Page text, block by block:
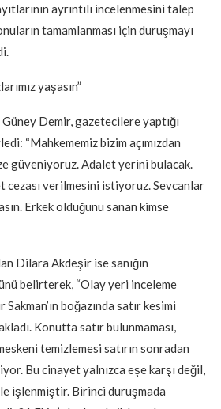
ayrıntılı incelenmesini talep
tamamlanması için duruşmayı
yaşasın”
Demir, gazetecilere yaptığı
“Mahkememiz bizim açımızdan
güveniyoruz. Adalet yerini bulacak.
cezası verilmesini istiyoruz. Sevcanlar
Erkek olduğunu sanan kimse
Dilara Akdeşir ise sanığın
belirterek, “Olay yeri inceleme
boğazında satır kesimi
Konutta satır bulunmaması,
temizlemesi satırın sonradan
Bu cinayet yalnızca eşe karşı değil,
işlenmiştir. Birinci duruşmada